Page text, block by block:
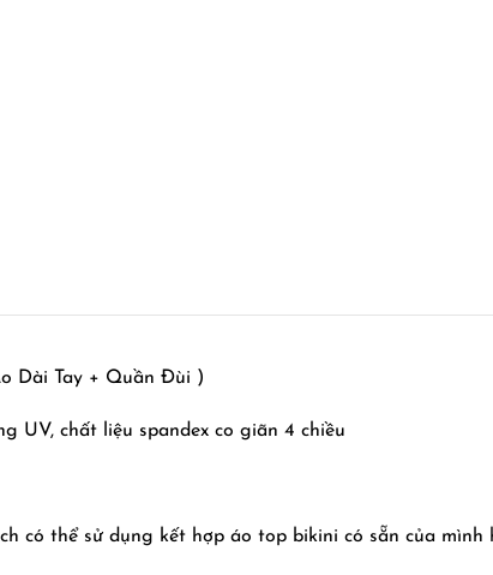
Dài Tay + Quần Đùi )
UV, chất liệu spandex co giãn 4 chiều
có thể sử dụng kết hợp áo top bikini có sẵn của